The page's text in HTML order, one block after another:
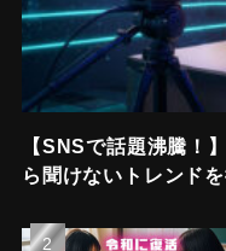
【SNSで話題沸騰！
ら聞けないトレンドを